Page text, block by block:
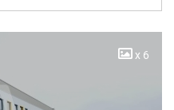
x 6